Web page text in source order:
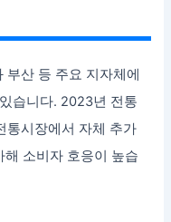
부산 등 주요 지자체에
습니다. 2023년 전통
통시장에서 자체 추가
해 소비자 호응이 높습